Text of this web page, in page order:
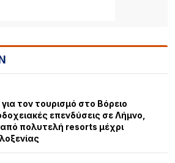
τον τουρισμό στο Βόρειο
επενδύσεις σε Λήμνο,
πολυτελή resorts μέχρι